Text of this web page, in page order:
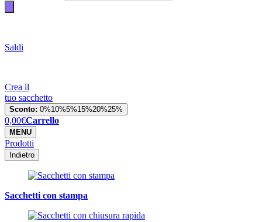
Saldi
Crea il
tuo sacchetto
Sconto: 0%10%5%15%20%25%
0,00€Carrello
MENU
Prodotti
Indietro
Sacchetti con stampa